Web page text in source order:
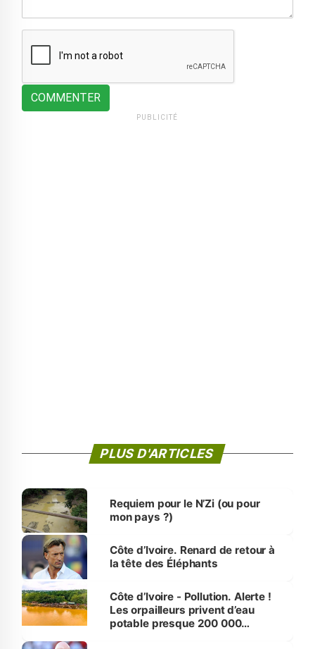
COMMENTER
PUBLICITÉ
PLUS D'ARTICLES
Requiem pour le N’Zi (ou pour
mon pays ?)
Côte d’Ivoire. Renard de retour à
la tête des Éléphants
Côte d’Ivoire - Pollution. Alerte !
Les orpailleurs privent d’eau
potable presque 200 000